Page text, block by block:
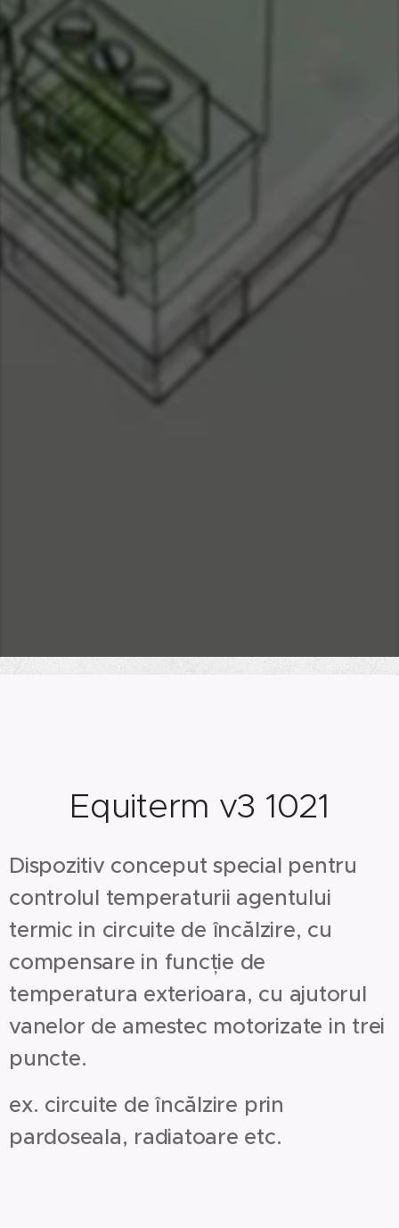
Equiterm v3 1021
Dispozitiv conceput special pentru
controlul temperaturii agentului
termic in circuite de încălzire, cu
compensare in funcție de
temperatura exterioara, cu ajutorul
vanelor de amestec motorizate in trei
puncte.
ex. circuite de încălzire prin
pardoseala, radiatoare etc.